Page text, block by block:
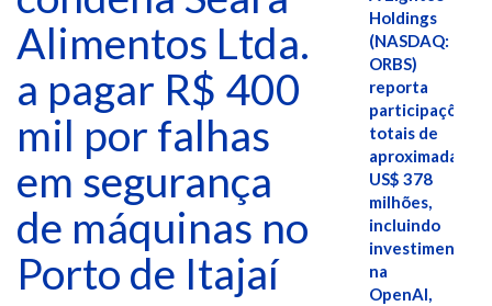
Alimentos Ltda.
a pagar R$ 400
mil por falhas
em segurança
de máquinas no
Porto de Itajaí
Holdings
(NASDAQ:
ORBS)
reporta
participações
totais de
US$ 378
milhões,
incluindo
investimentos
na
OpenAI,